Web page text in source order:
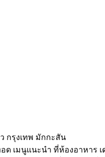
กรุงเทพ มักกะสัน
เมนูแนะนำ ที่ห้องอาหาร